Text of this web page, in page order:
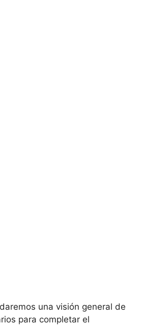
una visión general de
para completar el